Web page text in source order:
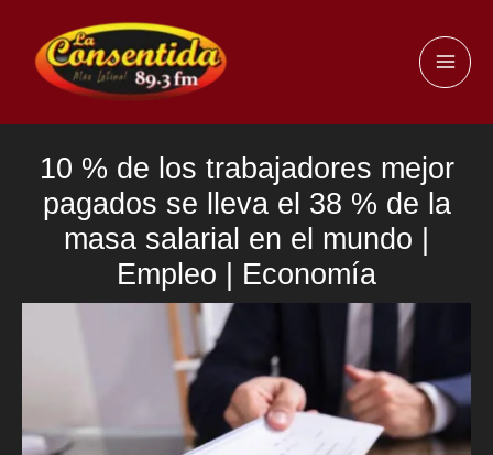
contenido
10 % de los trabajadores mejor
pagados se lleva el 38 % de la
masa salarial en el mundo |
Empleo | Economía